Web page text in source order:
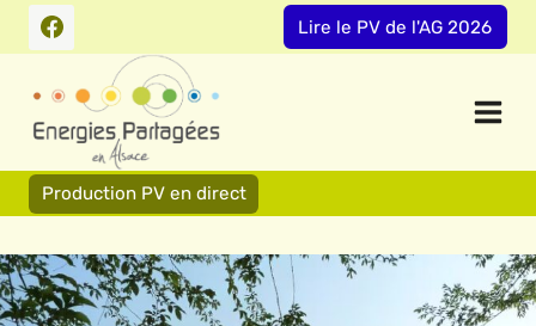
Aller
au
contenu
Lire le PV de l'AG 2026
Production PV en direct